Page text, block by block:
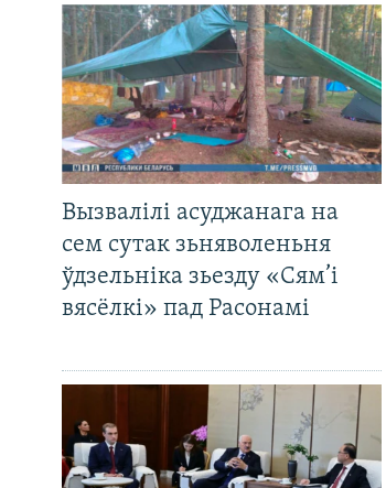
Вызвалілі асуджанага на
сем сутак зьняволеньня
ўдзельніка зьезду «Сям’і
вясёлкі» пад Расонамі